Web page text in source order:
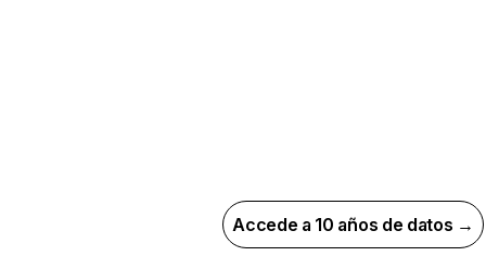
Accede a 10 años de datos →